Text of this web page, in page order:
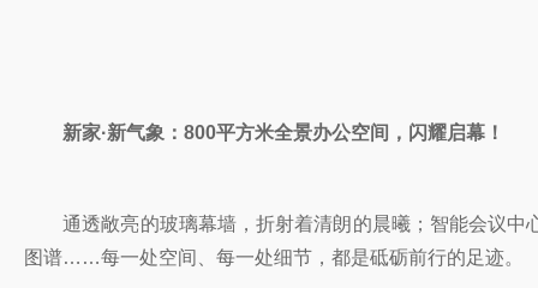
新家·新气象：800平方米全景办公空间，闪耀启幕！
通透敞亮的玻璃幕墙，折射着清朗的晨曦；智能会议中
图谱……每一处空间、每一处细节，都是砥砺前行的足迹。